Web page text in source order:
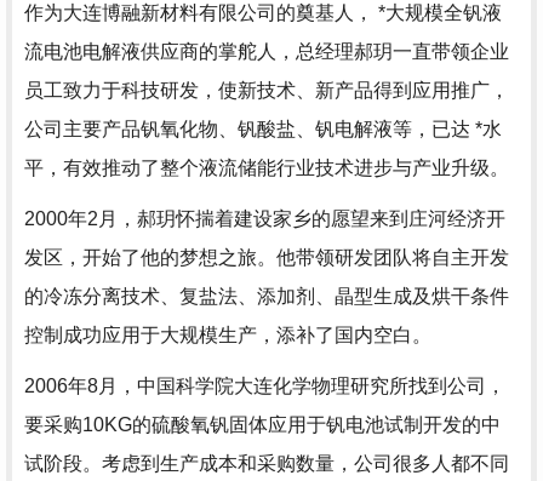
作为大连博融新材料有限公司的奠基人， *大规模全钒液
流电池电解液供应商的掌舵人，总经理郝玥一直带领企业
员工致力于科技研发，使新技术、新产品得到应用推广，
公司主要产品钒氧化物、钒酸盐、钒电解液等，已达 *水
平，有效推动了整个液流储能行业技术进步与产业升级。
2000年2月，郝玥怀揣着建设家乡的愿望来到庄河经济开
发区，开始了他的梦想之旅。他带领研发团队将自主开发
的冷冻分离技术、复盐法、添加剂、晶型生成及烘干条件
控制成功应用于大规模生产，添补了国内空白。
2006年8月，中国科学院大连化学物理研究所找到公司，
要采购10KG的硫酸氧钒固体应用于钒电池试制开发的中
试阶段。考虑到生产成本和采购数量，公司很多人都不同